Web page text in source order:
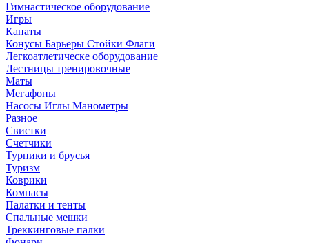
Гимнастическое оборудование
Игры
Канаты
Конусы Барьеры Стойки Флаги
Легкоатлетическе оборудование
Лестницы тренировочные
Маты
Мегафоны
Насосы Иглы Манометры
Разное
Свистки
Счетчики
Турники и брусья
Туризм
Коврики
Компасы
Палатки и тенты
Спальные мешки
Треккинговые палки